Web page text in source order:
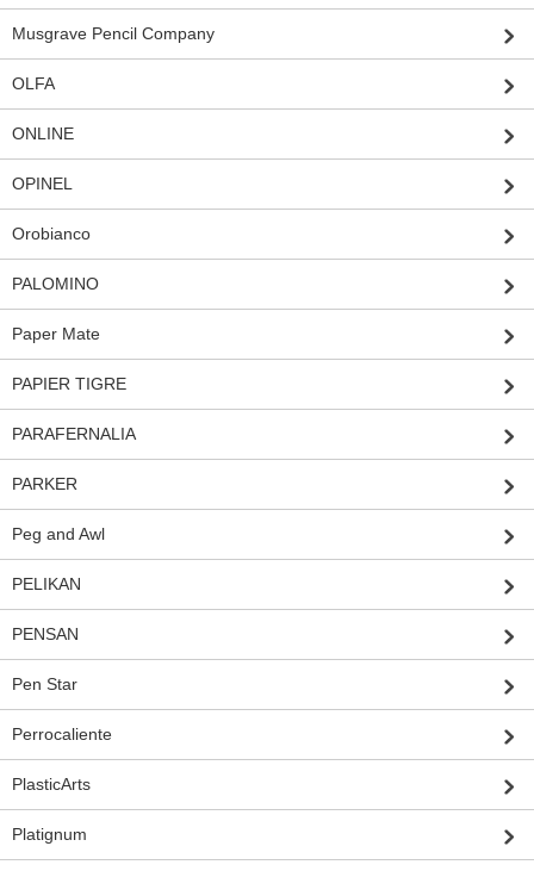
Musgrave Pencil Company
OLFA
ONLINE
OPINEL
Orobianco
PALOMINO
Paper Mate
PAPIER TIGRE
PARAFERNALIA
PARKER
Peg and Awl
PELIKAN
PENSAN
Pen Star
Perrocaliente
PlasticArts
Platignum